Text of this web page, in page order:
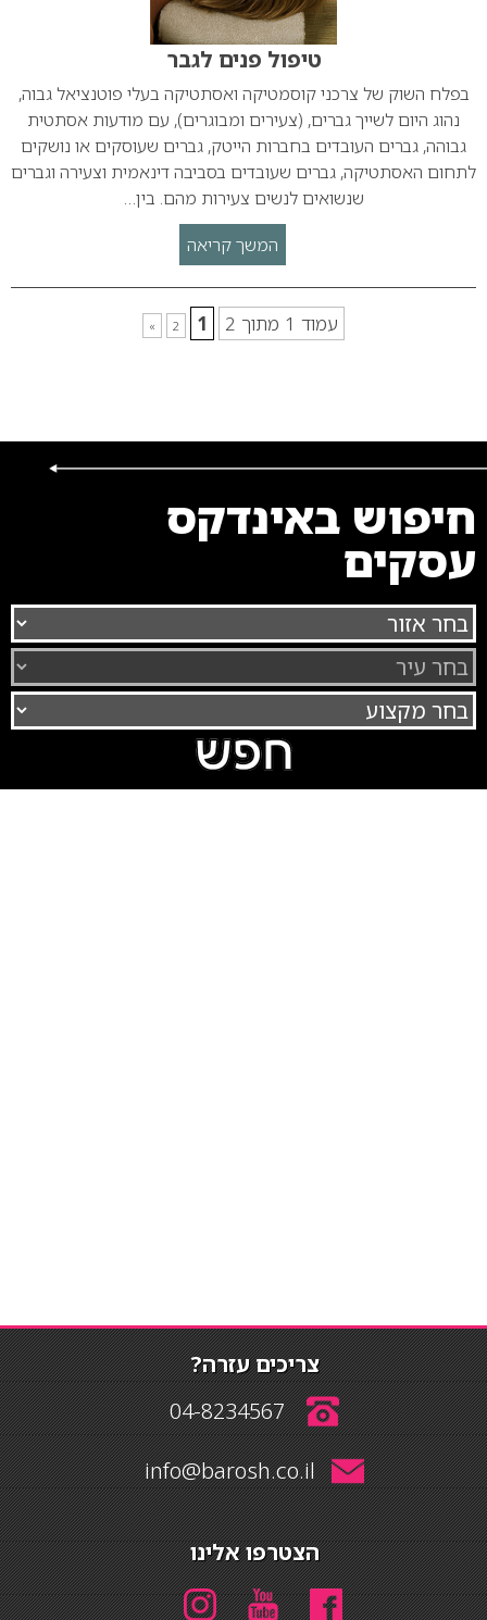
טיפול פנים לגבר
בפלח השוק של צרכני קוסמטיקה ואסתטיקה בעלי פוטנציאל גבוה,
נהוג היום לשייך גברים, (צעירים ומבוגרים), עם מודעות אסתטית
גבוהה, גברים העובדים בחברות הייטק, גברים שעוסקים או נושקים
לתחום האסתטיקה, גברים שעובדים בסביבה דינאמית וצעירה וגברים
שנשואים לנשים צעירות מהם. בין…
המשך קריאה
עמוד 1 מתוך 2 1
2
»
חיפוש באינדקס
עסקים
צריכים עזרה?
04-8234567
info@barosh.co.il
הצטרפו אלינו